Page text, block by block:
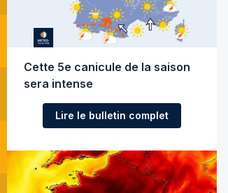
Cette 5e canicule de la saison
sera intense
Lire le bulletin complet